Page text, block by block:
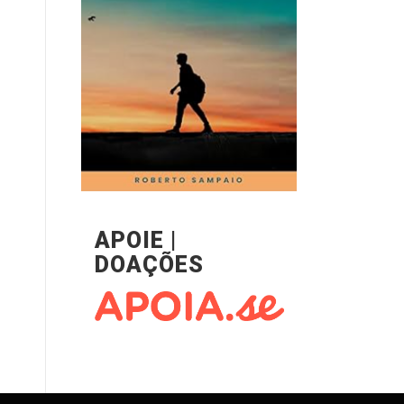
APOIE |
DOAÇÕES